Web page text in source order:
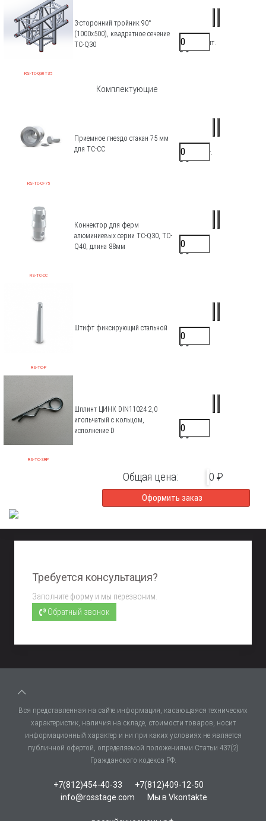
RS-TC-Q30T35
3-сторонний тройник 90°
(1000x500), квадратное сечение
TC-Q30
25000 ₽/шт.
0 ₽
Комплектующие
RS-TC-CF75
Приемное гнездо стакан 75 мм
для TC-CC
1100 ₽/шт.
0 ₽
RS-TC-CC
Коннектор для ферм
алюминиевых серии TC-Q30, TC-
Q40, длина 88мм
880 ₽/шт.
0 ₽
RS-TC-P
Штифт фиксирующий стальной
170 ₽/шт.
0 ₽
RS-TC-SRP
Шплинт ЦИНК DIN11024 2,0
игольчатый с кольцом,
исполнение D
17 ₽/шт.
0 ₽
Общая цена: 0 ₽
Требуется консультация?
Заполните форму и мы перезвоним.
Обратный звонок
Вся представленная на сайте информация, касающаяся технических
характеристик, наличия на складе, стоимости товаров, носит
информационный характер и ни при каких условиях не является
публичной офертой, определяемой положениями Статьи 437(2)
Гражданского кодекса РФ.
+7(812)454-40-33
+7(812)409-12-50
info@rosstage.com
Мы в Vkontakte